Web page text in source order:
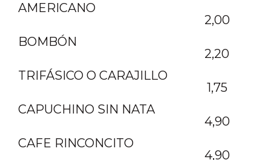
AMERICANO
BOMBÓN
TRIFÁSICO O CARAJILLO
CAPUCHINO SIN NATA
CAFE RINCONCITO
2,00
2,20
1,75
4,90
4,90